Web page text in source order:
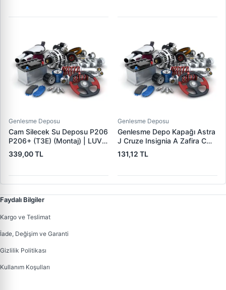
Genlesme Deposu
Cam Silecek Su Deposu P206
P206+ (T3E) (Montaj) | LUVI
0011.6431.95 | OEM 643195
339,00 TL
Genlesme Deposu
Genlesme Depo Kapağı Astra
J Cruze Insignia A Zafira C
Mokka 08> | KRAFTVOLL
08140105 | OEM 13502353
131,12 TL
Faydalı Bilgiler
Kargo ve Teslimat
İade, Değişim ve Garanti
Gizlilik Politikası
Kullanım Koşulları